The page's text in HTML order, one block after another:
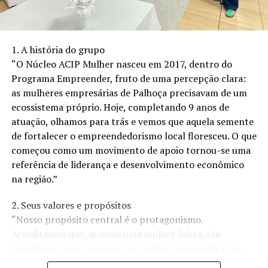
situação de vulnerabilidade social.
Com o objetivo de oferecer uma solução completa para
o ambiente educacional, o aplicativo também terá uma
plataforma para os pais, que poderão acompanhar o
progresso de cada aluno em tempo real e identificar os
pontos em que seus filhos precisam de mais atenção e
aqueles em que mais se destacam e possuem interesse,
potencializando suas habilidades e ajudando a melhorar
a comunicação entre pais e filhos. Além dos conteúdos
educacionais, o aplicativo contará com um espaço de
comunidade, que ajuda crianças a encontrarem novos
amigos com interesses em comum.
O aplicativo possui vários diferenciais, como trilhas de
aprendizado montadas com o apoio da inteligência
artificial, tutores virtuais capazes de corrigir exercícios
e atividades em grupo para ajudar as crianças a
A Ursula prevê ter 10 mil usuários registrados na
1. A história do grupo
“O Núcleo ACIP Mulher nasceu em 2017, dentro do
Programa Empreender, fruto de uma percepção clara:
as mulheres empresárias de Palhoça precisavam de um
ecossistema próprio. Hoje, completando 9 anos de
atuação, olhamos para trás e vemos que aquela semente
de fortalecer o empreendedorismo local floresceu. O que
começou como um movimento de apoio tornou-se uma
referência de liderança e desenvolvimento econômico
na região.”
2. Seus valores e propósitos
“Nosso propósito central é o protagonismo.
Acreditamos que, quando uma mulher lidera, ela
comunidade. Nossos valores são pautados na